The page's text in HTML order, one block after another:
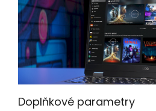
Doplňkové parametry